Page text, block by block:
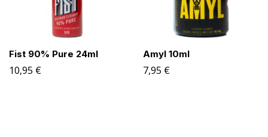
Fist 90% Pure 24ml
10,95 €
Amyl 10ml
7,95 €